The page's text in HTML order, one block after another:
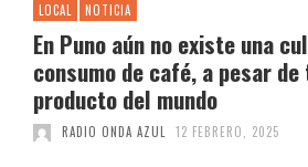
LOCAL NOTICIA
En Puno aún no existe una
consumo de café, a pesar
producto del mundo
RADIO ONDA AZUL 12 FEBRERO, 2025